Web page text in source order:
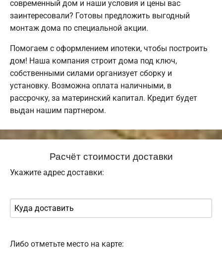
современный дом и наши условия и цены вас
заинтересовали? Готовы предложить выгодный
монтаж дома по специальной акции.
Помогаем с оформлением ипотеки, чтобы построить
дом! Наша компания строит дома под ключ,
собственными силами организует сборку и
установку. Возможна оплата наличными, в
рассрочку, за материнский капитал. Кредит будет
выдан нашим партнером.
Расчёт стоимости доставки
Укажите адрес доставки:
Либо отметьте место на карте: